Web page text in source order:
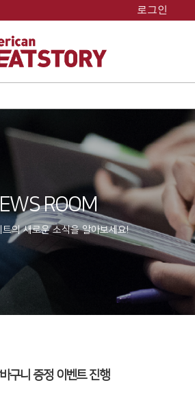
로그인
ROOM
트의 새로운 소식을 알아보세요!
구니 증정 이벤트 진행